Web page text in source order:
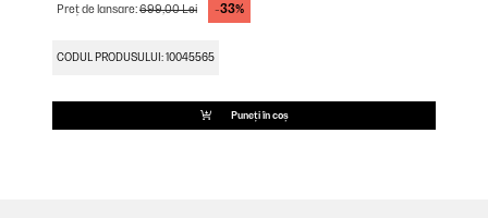
Preț de lansare:699,00 Lei -33%
CODUL PRODUSULUI: 10045565
Puneți în coș